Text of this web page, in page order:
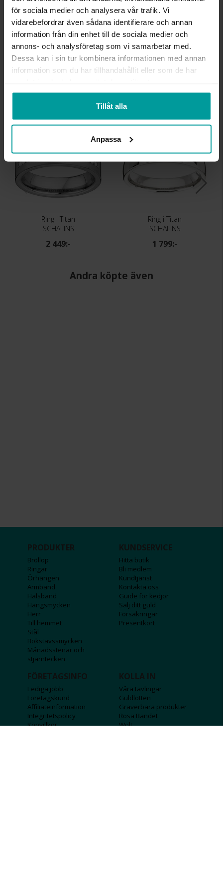
för sociala medier och analysera vår trafik. Vi
vidarebefordrar även sådana identifierare och annan
information från din enhet till de sociala medier och
annons- och analysföretag som vi samarbetar med.
Dessa kan i sin tur kombinera informationen med annan
information som du har tillhandahållit eller som de har
Tillåt alla
Anpassa
BREDD CA (MM)
6
HÖJD CA (MM)
1.5
VARUMÄRKE
Schalins
MATERIAL
Titan
ÄDELMETALL
Other
STEN/PÄRLA
Kubisk zirkonia
Liknande produkter
Ring i Titan
SCHALINS
2 449:-
Ring i Titan
SCHALINS
1 799:-
Andra köpte även
PRODUKTER
Bröllop
Ringar
Örhängen
Armband
Halsband
Hängsmycken
Herr
Till hemmet
Stål
Bokstavssmycken
Månadsstenar och
stjärntecken
KUNDSERVICE
Hitta butik
Bli medlem
Kundtjänst
Kontakta oss
Guide för kedjor
Sälj ditt guld
Försäkringar
Presentkort
FÖRETAGSINFO
Lediga jobb
Företagskund
Affiliateinformation
Integritetspolicy
Köpvillkor
KOLLA IN
Våra tävlingar
Guldlotten
Graverbara produkter
Rosa Bandet
Wolt